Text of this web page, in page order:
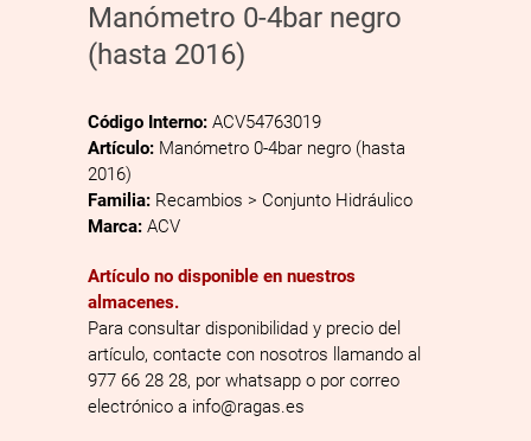
Manómetro 0-4bar negro
(hasta 2016)
Código Interno: ACV54763019
Artículo: Manómetro 0-4bar negro (hasta
2016)
Familia: Recambios > Conjunto Hidráulico
Marca: ACV
Artículo no disponible en nuestros
almacenes.
Para consultar disponibilidad y precio del
artículo, contacte con nosotros llamando al
977 66 28 28, por whatsapp o por correo
electrónico a info@ragas.es